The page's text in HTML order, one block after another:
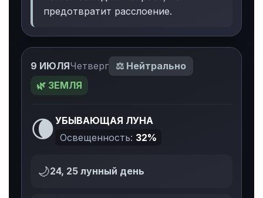
предотвратит расслоение.
9 ИЮЛЯЧетверг
⚖️ Нейтрально
🌿 ЗЕМЛЯ
🌘УБЫВАЮЩАЯ ЛУНА
Освещенность: 32%
🌙24, 25 лунный день